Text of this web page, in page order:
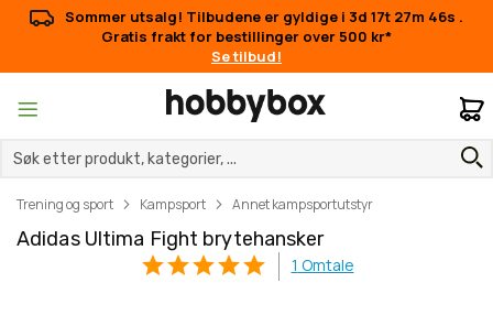
Sommer utsalg! Tilbudene er gyldige i 3d 17t 27m 46s .
Gratis frakt for bestillinger over 500 kr*
Se tilbud!
Trening og sport Kampsport Annet kampsportutstyr
Adidas Ultima Fight brytehansker
1 Omtale